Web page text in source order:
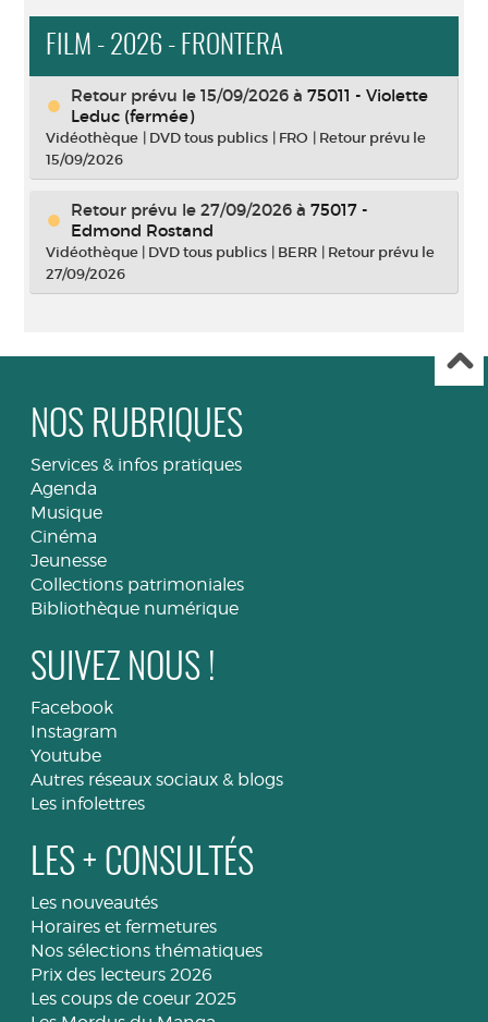
FILM - 2026 - FRONTERA
Retour prévu le 15/09/2026 à 75011 - Violette
Leduc (fermée)
Vidéothèque | DVD tous publics | FRO | Retour prévu le
15/09/2026
Retour prévu le 27/09/2026 à 75017 -
Edmond Rostand
Vidéothèque | DVD tous publics | BERR | Retour prévu le
27/09/2026
NOS RUBRIQUES
Services & infos pratiques
Agenda
Musique
Cinéma
Jeunesse
Collections patrimoniales
Bibliothèque numérique
SUIVEZ NOUS !
Facebook
Instagram
Youtube
Autres réseaux sociaux & blogs
Les infolettres
LES + CONSULTÉS
Les nouveautés
Horaires et fermetures
Nos sélections thématiques
Prix des lecteurs 2026
Les coups de coeur 2025